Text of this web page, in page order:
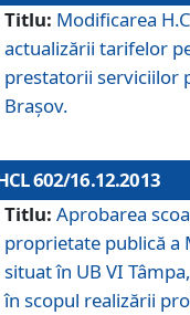
Titlu: Modificarea
actualizării tarifelor
prestatorii serviciilor
Braşov.
602/16.12.2013
Titlu: Aprobarea
proprietate publică a
situat în UB VI
în scopul realizării